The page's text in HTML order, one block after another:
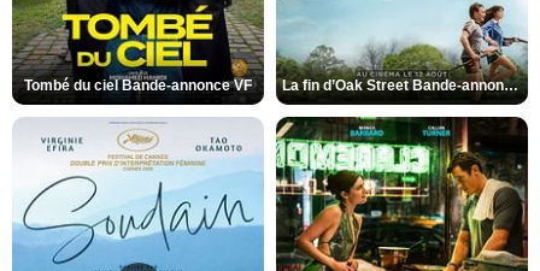
Tombé du ciel Bande-annonce VF La fin d’Oak Street Bande-annonce VO STFR